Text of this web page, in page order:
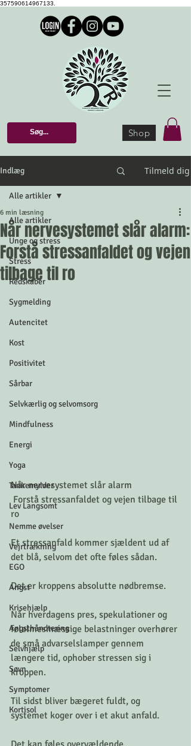
357590614967133.
Shop
Indlæg Tilmeld dig
Alle artikler
Unge og stress
Stress
Redskaber
Sygmelding
Autencitet
Kost
Positivitet
Sårbar
Selvkærlig og selvomsorg
Mindfulness
Energi
Yoga
Tankemylder
Lev Langsomt
Nemme øvelser
Vejrtrækning
EGO
Angst
Krisehjælp
Angsthåndtering
Selvhjælp
Søvn
Symptomer
Kortisol
Alle artikler
Når nervesystemet slår alarm:
Forstå stressanfaldet og vejen
tilbage til ro
6 min læsning
Når nervesystemet slår alarm
ro
Et stressanfald kommer sjældent ud af
det blå, selvom det ofte føles sådan.
Det er kroppens absolutte nødbremse.
Når hverdagens pres, spekulationer og
følelmesmæssige belastninger overhører
de små advarselslamper gennem
længere tid, ophober stressen sig i
kroppen.
Til sidst bliver bægeret fuldt, og
systemet koger over i et akut anfald.